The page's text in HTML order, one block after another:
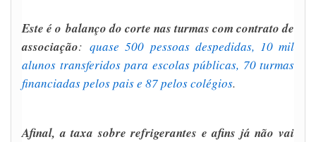
Este é o balanço do corte nas turmas com contrato de
associação:quase 500 pessoas despedidas, 10 mil
alunos transferidos para escolas públicas, 70 turmas
financiadas pelos pais e 87 pelos colégios.
Afinal, a taxa sobre refrigerantes e afins já não vai